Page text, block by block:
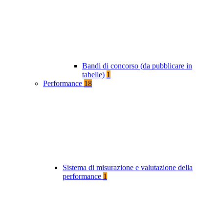
Bandi di concorso (da pubblicare in
tabelle) 1
Performance 18
Sistema di misurazione e valutazione della
performance 1